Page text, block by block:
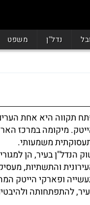
נדל"ן משפט
תקווה היא אחת
מיקומה במרכז
משמעותי.
הנדל"ן בעיר, הן
והתשתיות,
ופארקי הייטק
להתפתחותה